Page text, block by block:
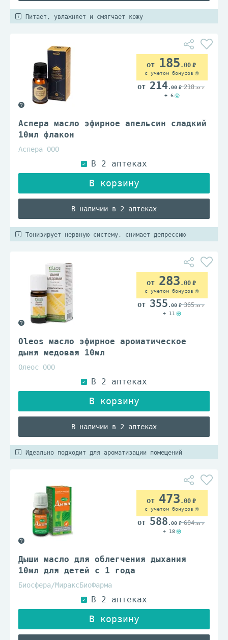
Питает, увлажняет и смягчает кожу
Аспера масло эфирное апельсин сладкий
10мл флакон
Аспера ООО
В наличии в 2 аптеках
185 .00
с учетом бонусов
214.00 218.00
+ 6
Тонизирует нервную систему, снимает депрессию
Oleos масло эфирное ароматическое
дыня медовая 10мл
Олеос ООО
В наличии в 2 аптеках
283 .00
с учетом бонусов
355 .00 365.00
+ 11
Идеально подходит для ароматизации помещений
Дыши масло для облегчения дыхания
10мл для детей с 1 года
Биосфера/МираксБиоФарма
473 .00
с учетом бонусов
588 .00 604.00
+ 18